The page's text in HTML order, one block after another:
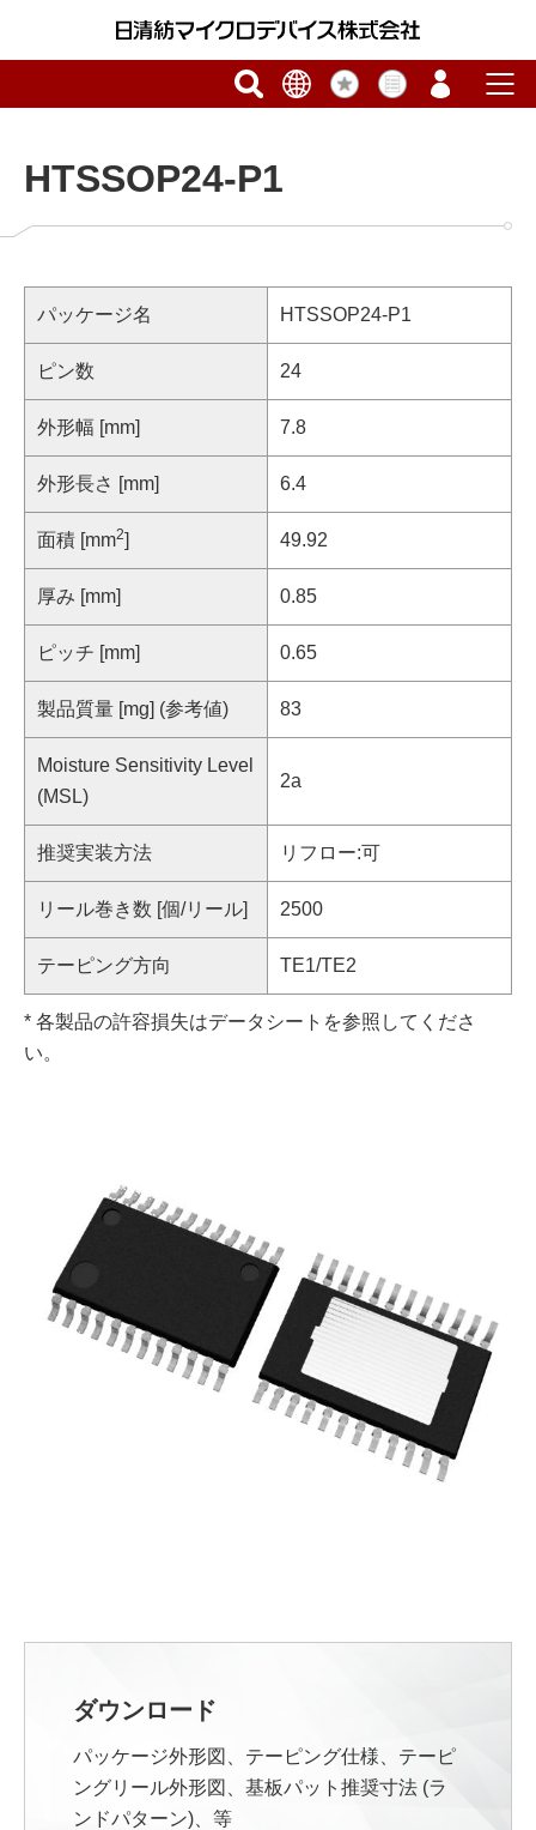
HTSSOP24-P1
パッケージ名 HTSSOP24-P1
ピン数 24
外形幅 [mm] 7.8
外形長さ [mm] 6.4
面積 [mm2] 49.92
厚み [mm] 0.85
ピッチ [mm] 0.65
製品質量 [mg] (参考値) 83
Moisture Sensitivity Level
(MSL)
2a
推奨実装方法 リフロー:可
リール巻き数 [個/リール] 2500
テーピング方向 TE1/TE2
* 各製品の許容損失はデータシートを参照してくださ
い。
ダウンロード
パッケージ外形図、テーピング仕様、テーピ
ングリール外形図、基板パット推奨寸法 (ラ
ンドパターン)、等